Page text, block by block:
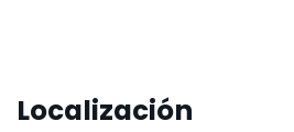
Localización